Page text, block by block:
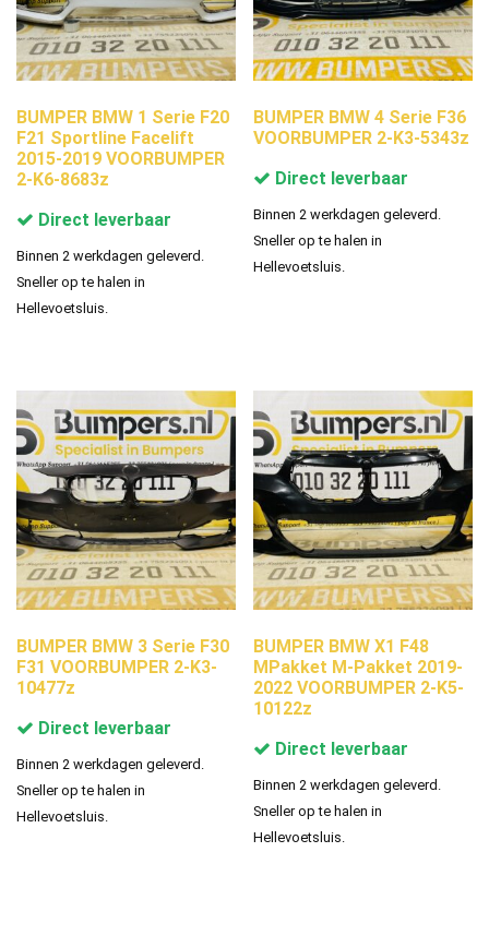
BUMPER BMW 1 Serie F20
F21 Sportline Facelift
2015-2019 VOORBUMPER
2-K6-8683z
Direct leverbaar
Binnen 2 werkdagen geleverd.
Sneller op te halen in
Hellevoetsluis.
BUMPER BMW 4 Serie F36
VOORBUMPER 2-K3-5343z
Direct leverbaar
Binnen 2 werkdagen geleverd.
Sneller op te halen in
Hellevoetsluis.
BUMPER BMW 3 Serie F30
F31 VOORBUMPER 2-K3-
10477z
Direct leverbaar
Binnen 2 werkdagen geleverd.
Sneller op te halen in
Hellevoetsluis.
BUMPER BMW X1 F48
MPakket M-Pakket 2019-
2022 VOORBUMPER 2-K5-
10122z
Direct leverbaar
Binnen 2 werkdagen geleverd.
Sneller op te halen in
Hellevoetsluis.